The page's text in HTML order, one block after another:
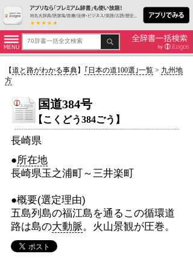
【道と路がわかる事典】 ｢日本の道100選｣一覧> 九州地
方
国道384号
【こくどう384ごう】
長崎県
●所在地
長崎県玉之浦町～三井楽町
●概要(選定理由)
五島列島の福江島を通るこの循環道
路は島の大動脈。火山景観が圧巻。